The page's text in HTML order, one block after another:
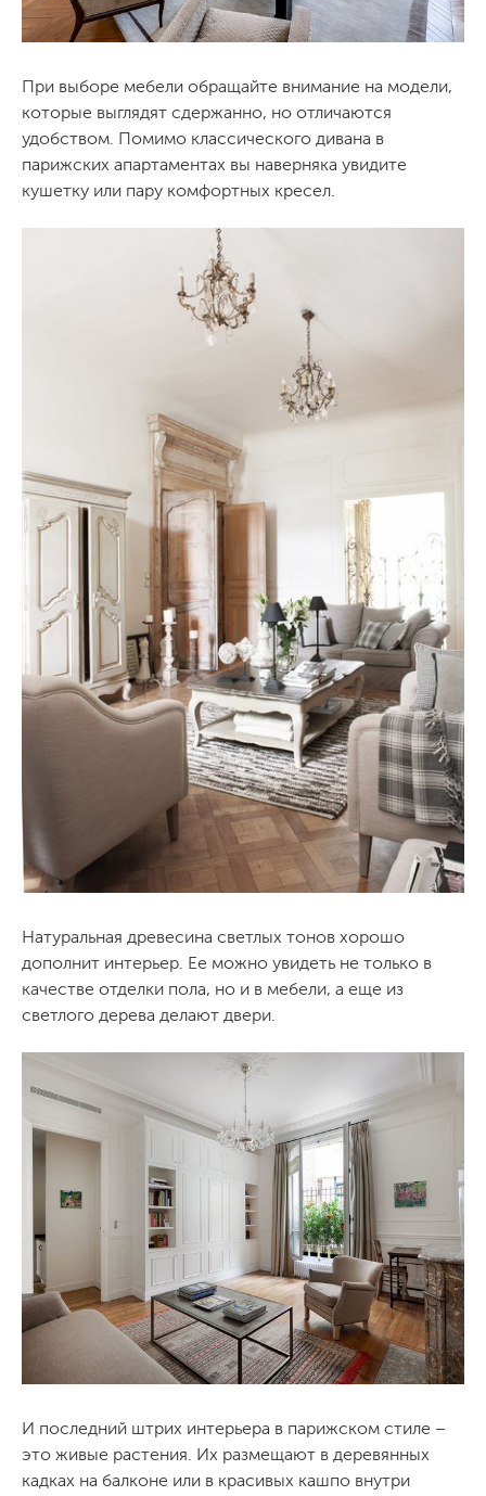
При выборе мебели обращайте внимание на модели,
которые выглядят сдержанно, но отличаются
удобством. Помимо классического дивана в
парижских апартаментах вы наверняка увидите
кушетку или пару комфортных кресел.
Натуральная древесина светлых тонов хорошо
дополнит интерьер. Ее можно увидеть не только в
качестве отделки пола, но и в мебели, а еще из
светлого дерева делают двери.
И последний штрих интерьера в парижском стиле –
это живые растения. Их размещают в деревянных
кадках на балконе или в красивых кашпо внутри